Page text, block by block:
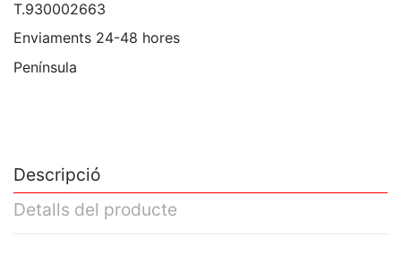
T.930002663
Enviaments 24-48 hores
Península
Descripció
Detalls del producte